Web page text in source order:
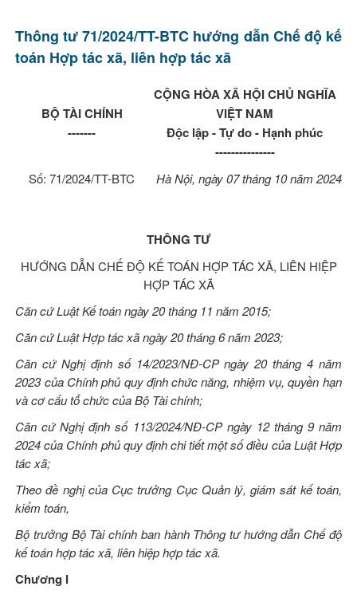
Thông tư 71/2024/TT-BTC hướng dẫn Chế độ kế
toán Hợp tác xã, liên hợp tác xã
BỘ TÀI CHÍNH
-------
CỘNG HÒA XÃ HỘI CHỦ NGHĨA
VIỆT NAM
Độc lập - Tự do - Hạnh phúc
---------------
Số: 71/2024/TT-BTC Hà Nội, ngày07tháng 10năm 2024
THÔNG TƯ
HƯỚNG DẪN CHẾ ĐỘ KẾ TOÁN HỢP TÁC XÃ, LIÊN HIỆP
HỢP TÁC XÃ
Căn cứLuật Kế toánngày 20 tháng 11 năm 2015;
Căn cứLuật Hợp tác xãngày 20 tháng 6 năm 2023;
Căn cứ Nghị định số 14/2023/NĐ-CPngày 20 tháng 4 năm
2023 của Chính phủ quy định chức năng, nhiệm vụ, quyền hạn
và cơ cấu tổ chức của Bộ Tài chính;
Căn cứ Nghị định số 113/2024/NĐ-CPngày 12 tháng 9 năm
2024 của Chính phủ quy định chi tiết một số điều củaLuật Hợp
tác xã;
Theo đề nghị của Cục trưởng Cục Quản lý, giám sát kế toán,
kiểm toán,
Bộ trưởng Bộ Tài chính ban hành Thông tư hướng dẫn Chế độ
kế toán hợp tác xã, liên hiệp hợp tác xã.
Chương I